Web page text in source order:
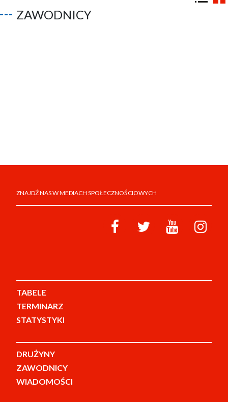
ZAWODNICY
ZNAJDŹ NAS W MEDIACH SPOŁECZNOŚCIOWYCH
TABELE
TERMINARZ
STATYSTYKI
DRUŻYNY
ZAWODNICY
WIADOMOŚCI